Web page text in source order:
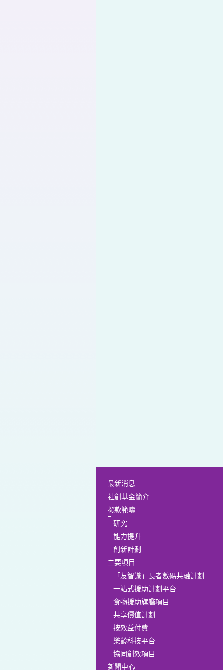
最新消息
社創基金簡介
撥款範疇
研究
能力提升
創新計劃
主要項目
「友智識」長者數碼共融計劃
一站式援助計劃平台
食物援助旗艦項目
共享價值計劃
按效益付費
樂齡科技平台
協同創效項目
新聞中心